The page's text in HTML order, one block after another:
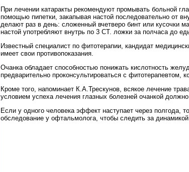
При лечении катаракты рекомендуют промывать больной
помощью пипетки, закапывая настой последовательно от
делают раз в день: сложенный вчетверо бинт или кусочки
настой употребляют внутрь по 3 СТ. ложки за полчаса до
Известный специалист по фитотерапии, кандидат
имеет свои противопоказания.
Очанка обладает способностью понижать кислотность
предварительно проконсультироваться с
Кроме того, напоминает К.А.Трескунов, всякое лечение
условием успеха лечения глазных болезней очанкой
Если у одного человека эффект наступает через полгода,
обследование у офтальмолога, чтобы следить за